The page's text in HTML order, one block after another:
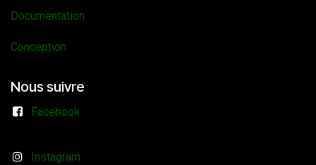
Documentation
Conception
Nous suivre
Facebook
Instagram